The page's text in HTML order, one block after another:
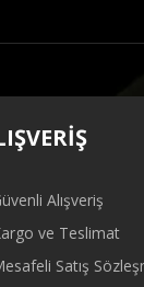
açıklamalarında
ederiz.
görüntülenemiyor.
pahalı.
Alışveriş
ve Teslimat
Satış